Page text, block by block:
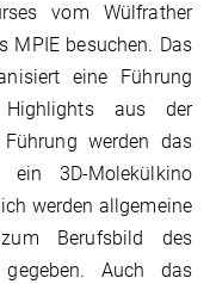
vom Wülfrather
MPIE besuchen. Das
eine Führung
aus der
werden das
ein 3D-Molekülkino
werden allgemeine
Berufsbild des
gegeben. Auch das